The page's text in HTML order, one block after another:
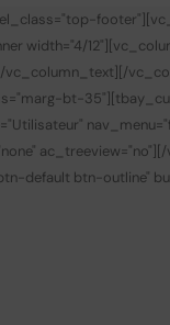
width="4/
[/vc_column_text][/
bt-
default btn-outline"